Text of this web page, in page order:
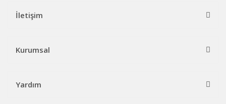
İletişim
Kurumsal
Yardım